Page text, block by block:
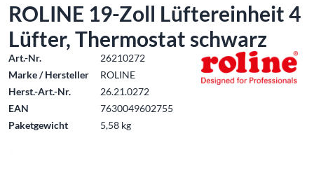
ROLINE 19-Zoll Lüftereinheit 4
Lüfter, Thermostat schwarz
Art.-Nr.
26210272
Marke / Hersteller
ROLINE
Herst.-Art.-Nr.
26.21.0272
EAN
7630049602755
Paketgewicht
5,58 kg